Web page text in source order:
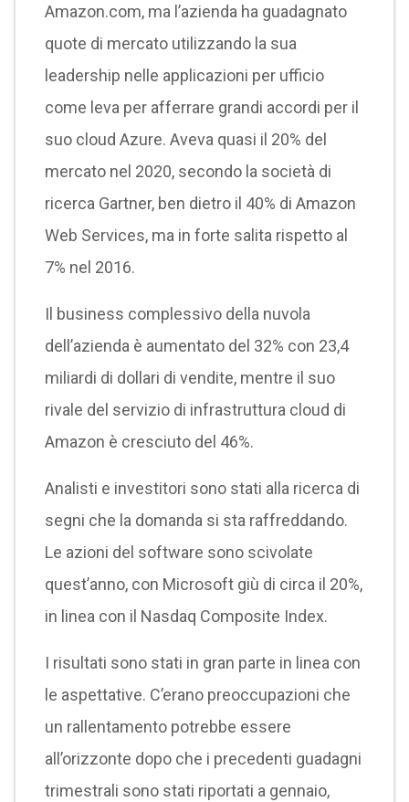
Amazon.com, ma l’azienda ha guadagnato
quote di mercato utilizzando la sua
leadership nelle applicazioni per ufficio
come leva per afferrare grandi accordi per il
suo cloud Azure. Aveva quasi il 20% del
mercato nel 2020, secondo la società di
ricerca Gartner, ben dietro il 40% di Amazon
Web Services, ma in forte salita rispetto al
7% nel 2016.
Il business complessivo della nuvola
dell’azienda è aumentato del 32% con 23,4
miliardi di dollari di vendite, mentre il suo
rivale del servizio di infrastruttura cloud di
Amazon è cresciuto del 46%.
Analisti e investitori sono stati alla ricerca di
segni che la domanda si sta raffreddando.
Le azioni del software sono scivolate
quest’anno, con Microsoft giù di circa il 20%,
in linea con il Nasdaq Composite Index.
I risultati sono stati in gran parte in linea con
le aspettative. C’erano preoccupazioni che
un rallentamento potrebbe essere
all’orizzonte dopo che i precedenti guadagni
trimestrali sono stati riportati a gennaio,